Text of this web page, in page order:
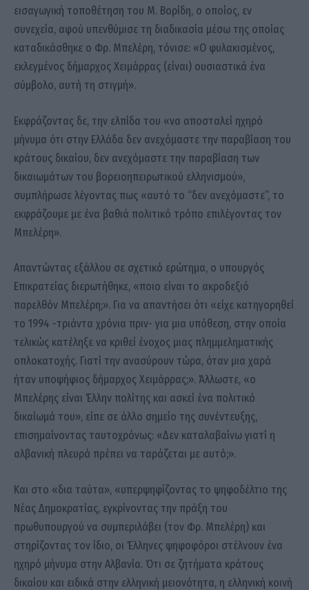
εισαγωγική τοποθέτηση του Μ. Βορίδη, ο οποίος, εν
συνεχεία, αφού υπενθύμισε τη διαδικασία μέσω της οποίας
καταδικάσθηκε ο Φρ. Μπελέρη, τόνισε: «Ο φυλακισμένος,
εκλεγμένος δήμαρχος Χειμάρρας (είναι) ουσιαστικά ένα
σύμβολο, αυτή τη στιγμή».
Εκφράζοντας δε, την ελπίδα του «να αποσταλεί ηχηρό
μήνυμα ότι στην Ελλάδα δεν ανεχόμαστε την παραβίαση του
κράτους δικαίου, δεν ανεχόμαστε την παραβίαση των
δικαιωμάτων του βορειοηπειρωτικού ελληνισμού»,
συμπλήρωσε λέγοντας πως «αυτό το “δεν ανεχόμαστε”, το
εκφράζουμε με ένα βαθιά πολιτικό τρόπο επιλέγοντας τον
Μπελέρη».
Απαντώντας εξάλλου σε σχετικό ερώτημα, ο υπουργός
Επικρατείας διερωτήθηκε, «ποιο είναι το ακροδεξιό
παρελθόν Μπελέρη;». Για να απαντήσει ότι «είχε κατηγορηθεί
το 1994 -τριάντα χρόνια πριν- για μια υπόθεση, στην οποία
τελικώς κατέληξε να κριθεί ένοχος μιας πλημμεληματικής
οπλοκατοχής. Γιατί την ανασύρουν τώρα, όταν μια χαρά
ήταν υποψήφιος δήμαρχος Χειμάρρας;». Άλλωστε, «ο
Μπελέρης είναι Έλλην πολίτης και ασκεί ένα πολιτικό
δικαίωμά του», είπε σε άλλο σημείο της συνέντευξης,
επισημαίνοντας ταυτοχρόνως: «Δεν καταλαβαίνω γιατί η
αλβανική πλευρά πρέπει να ταράζεται με αυτό;».
Και στο «δια ταύτα», «υπερψηφίζοντας το ψηφοδέλτιο της
Νέας Δημοκρατίας, εγκρίνοντας την πράξη του
πρωθυπουργού να συμπεριλάβει (τον Φρ. Μπελέρη) και
στηρίζοντας τον ίδιο, οι Έλληνες ψηφοφόροι στέλνουν ένα
ηχηρό μήνυμα στην Αλβανία. Ότι σε ζητήματα κράτους
δικαίου και ειδικά στην ελληνική μειονότητα, η ελληνική κοινή